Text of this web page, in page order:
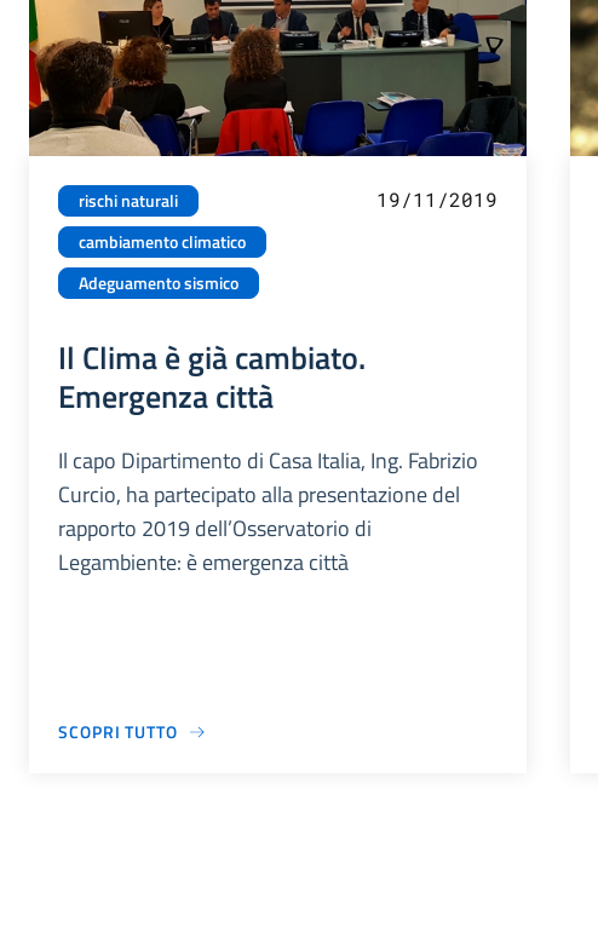
rischi naturali
cambiamento climatico
Adeguamento sismico
19/11/2019
Il Clima è già cambiato.
Emergenza città
Il capo Dipartimento di Casa Italia, Ing. Fabrizio
Curcio, ha partecipato alla presentazione del
rapporto 2019 dell’Osservatorio di
Legambiente: è emergenza città
SCOPRI TUTTO